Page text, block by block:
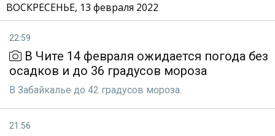
ВОСКРЕСЕНЬЕ, 13 февраля 2022
22:59
В Чите 14 февраля ожидается погода без
осадков и до 36 градусов мороза
В Забайкалье до 42 градусов мороза.
21:56